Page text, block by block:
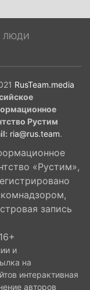
ЛЮДИ
RusTeam.media
Рустим
ria@rus.team.
«Рустим»,
запись
и
на
интерактивная
авторов